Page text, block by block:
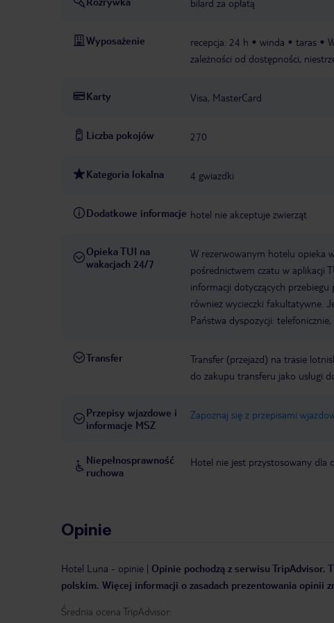
bilard za opłatą
Wyposażenie recepcja: 24 h winda taras
zależności od dostępności,
Karty Visa, MasterCard
Liczba pokojów 270
Kategoria lokalna 4 gwiazdki
Dodatkowe informacje hotel nie akceptuje zwierząt
Opieka TUI na
wakacjach 24/7
W rezerwowanym hotelu opieka
pośrednictwem czatu w aplikacji
informacji dotyczących
również wycieczki fakultatywne.
Państwa dyspozycji:
Transfer
Transfer (przejazd) na trasie
do zakupu transferu jako usługi
Przepisy wjazdowe i
informacje MSZ
Zapoznaj się z przepisami
Niepełnosprawność
ruchowa
Hotel nie jest przystosowany dla
Opinie
Hotel Luna - opinie | Opinie pochodzą z serwisu
polskim. Więcej informacji o zasadach prezentowania opinii
Średnia ocena TripAdvisor: